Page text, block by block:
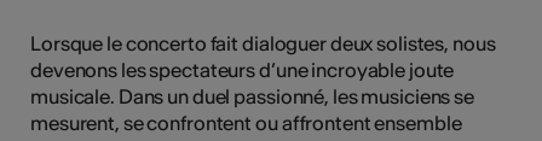
Lorsque le concerto fait dialoguer deux solistes, nous
devenons les spectateurs d’une incroyable joute
musicale. Dans un duel passionné, les musiciens se
mesurent, se confrontent ou affrontent ensemble